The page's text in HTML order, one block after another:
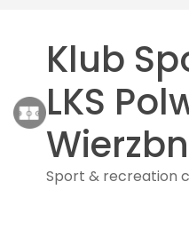
Klub
LKS
Sport & recreation